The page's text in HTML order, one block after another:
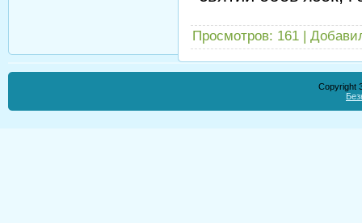
Просмотров: 161 |
Copyright